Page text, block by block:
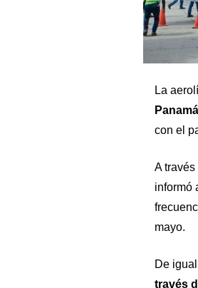
La
con el
A
informó
mayo.
De
través